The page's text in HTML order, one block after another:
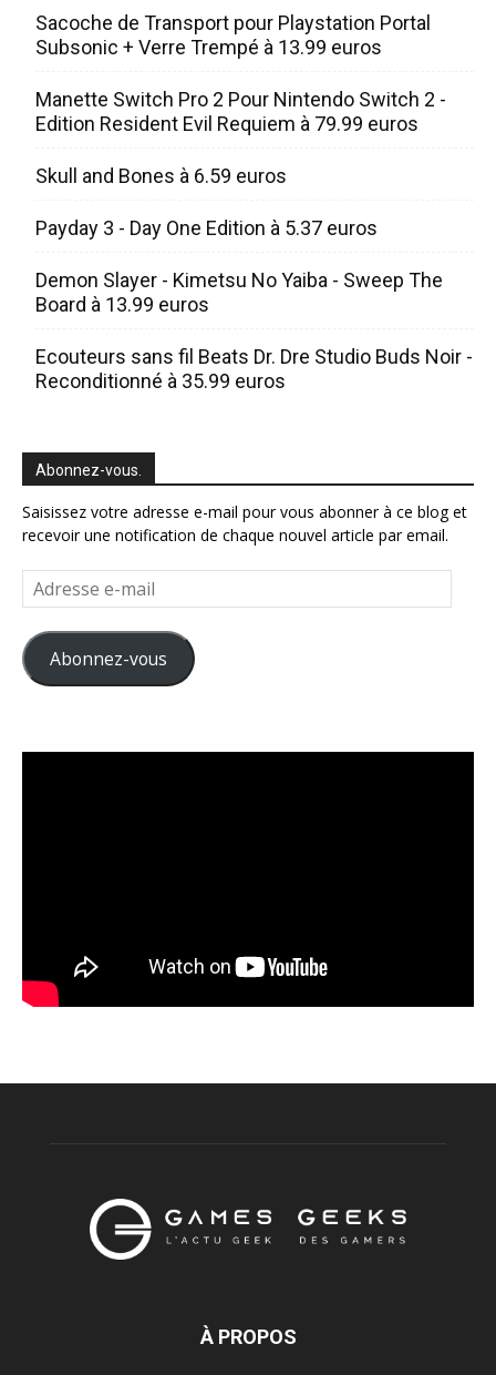
Sacoche de Transport pour Playstation Portal
Subsonic + Verre Trempé à 13.99 euros
Manette Switch Pro 2 Pour Nintendo Switch 2 -
Edition Resident Evil Requiem à 79.99 euros
Skull and Bones à 6.59 euros
Payday 3 - Day One Edition à 5.37 euros
Demon Slayer - Kimetsu No Yaiba - Sweep The
Board à 13.99 euros
Ecouteurs sans fil Beats Dr. Dre Studio Buds Noir -
Reconditionné à 35.99 euros
Abonnez-vous.
Saisissez votre adresse e-mail pour vous abonner à ce blog et
recevoir une notification de chaque nouvel article par email.
Adresse
e-
mail
Abonnez-vous
À PROPOS